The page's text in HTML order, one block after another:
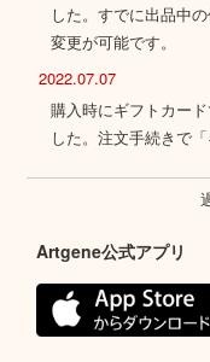
した。すでに出品中
変更が可能です。
2022.07.07
購入時にギフトカー
した。注文手続きで
Artgene公式アプリ